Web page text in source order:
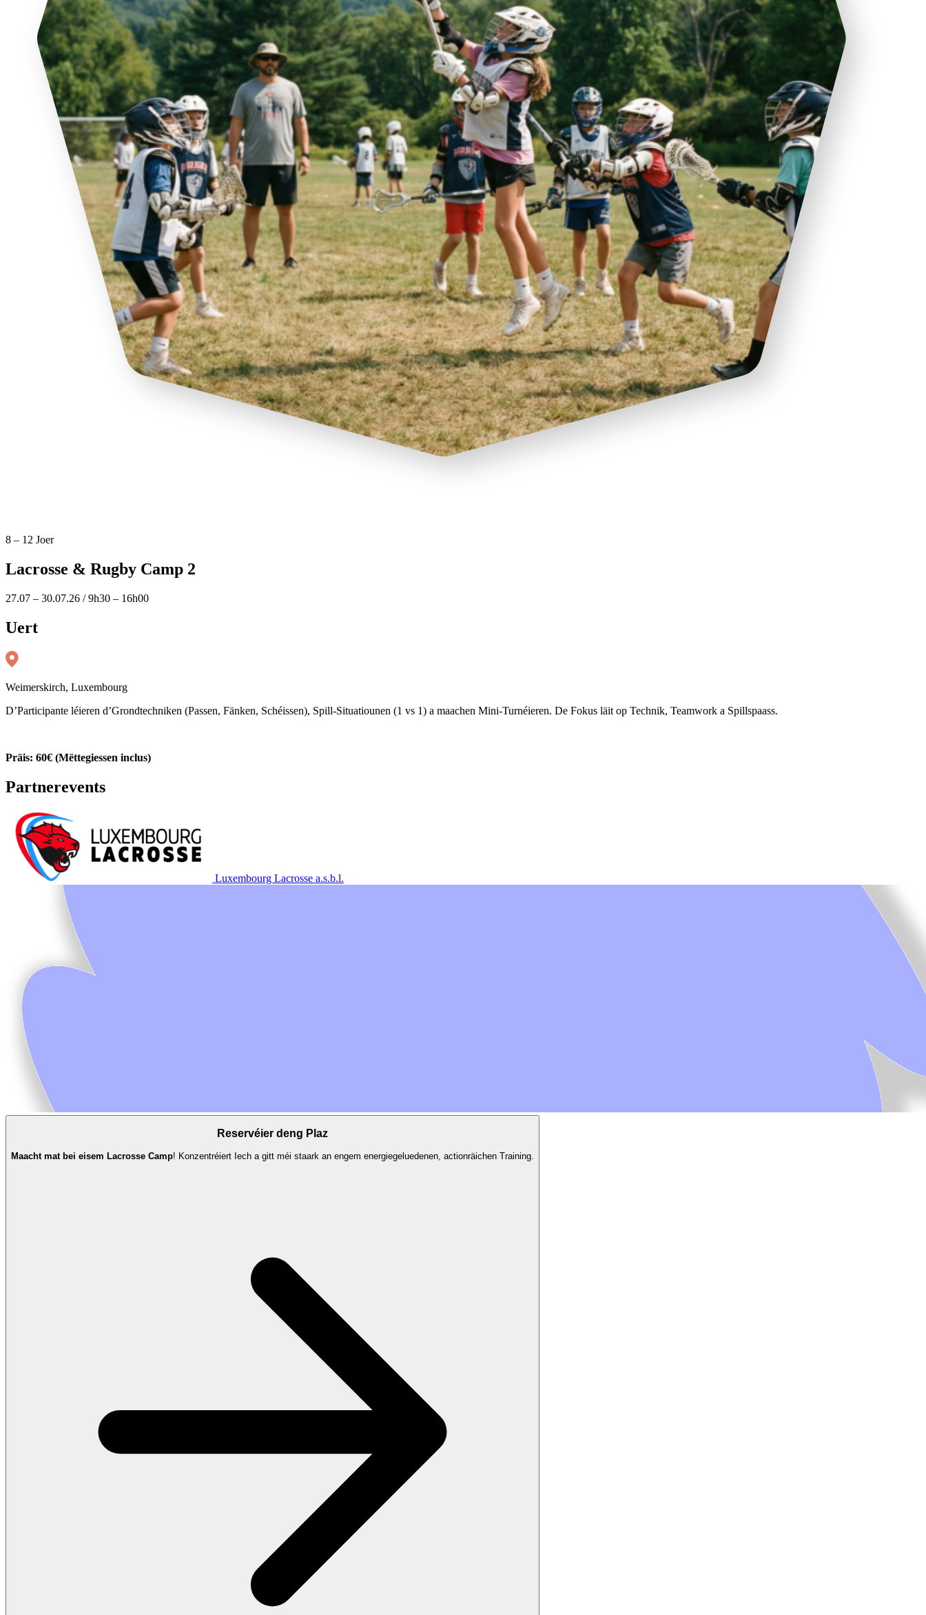
8 – 12 Joer
Lacrosse & Rugby Camp 2
27.07 – 30.07.26 / 9h30 – 16h00
Uert
Weimerskirch, Luxembourg
D’Participante léieren d’Grondtechniken (Passen, Fänken, Schéissen), Spill-Situatiounen (1 vs 1) a maachen Mini-Turnéieren. De Fokus läit op Technik, Teamwork a Spillspaass.
Präis: 60€ (Mëttegiessen inclus)
Partnerevents
Luxembourg Lacrosse a.s.b.l.
Reservéier deng Plaz
Maacht mat bei eisem Lacrosse Camp! Konzentréiert Iech a gitt méi staark an engem energiegeluedenen, actionräichen Training.